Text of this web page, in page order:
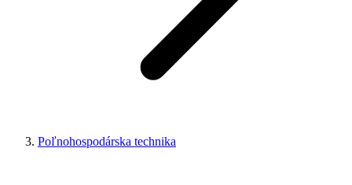
Poľnohospodárska technika